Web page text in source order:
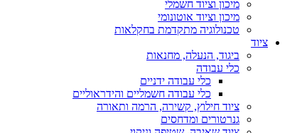
מיכון וציוד חשמלי
מיכון וציוד אוטונומי
טכנולוגיה מתקדמת בחקלאות
ציוד
ביגוד, הנעלה, מחנאות
כלי עבודה
כלי עבודה ידניים
כלי עבודה חשמליים והידראוליים
ציוד חילוץ, קשירה, הרמה ותאורה
גנרטורים ומדחסים